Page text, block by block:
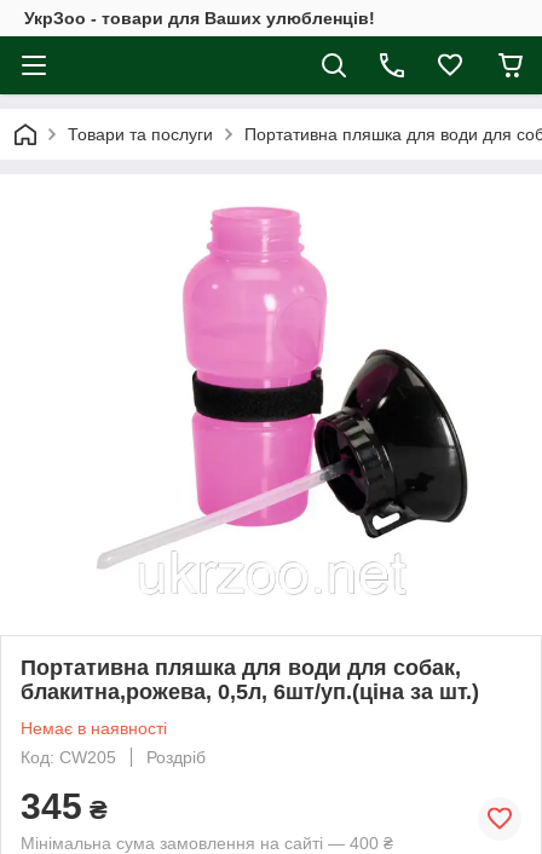
УкрЗоо - товари для Ваших улюбленців!
Товари та послуги Портативна пляшка для води для
Портативна пляшка для води для собак,
блакитна,рожева, 0,5л, 6шт/уп.(ціна за шт.)
Немає в наявності
Код: CW205
Роздріб
345 ₴
Мінімальна сума замовлення на сайті — 400 ₴